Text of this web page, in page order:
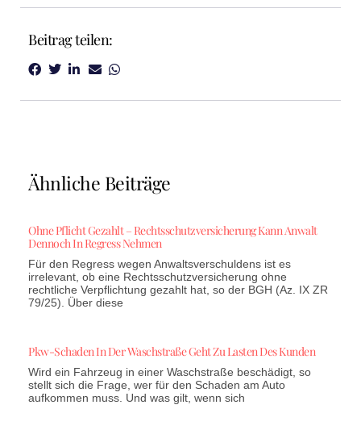
Beitrag teilen:
Ähnliche Beiträge
Ohne Pflicht Gezahlt – Rechtsschutzversicherung Kann Anwalt
Dennoch In Regress Nehmen
Für den Regress wegen Anwaltsverschuldens ist es
irrelevant, ob eine Rechtsschutzversicherung ohne
rechtliche Verpflichtung gezahlt hat, so der BGH (Az. IX ZR
79/25). Über diese
Pkw-Schaden In Der Waschstraße Geht Zu Lasten Des Kunden
Wird ein Fahrzeug in einer Waschstraße beschädigt, so
stellt sich die Frage, wer für den Schaden am Auto
aufkommen muss. Und was gilt, wenn sich